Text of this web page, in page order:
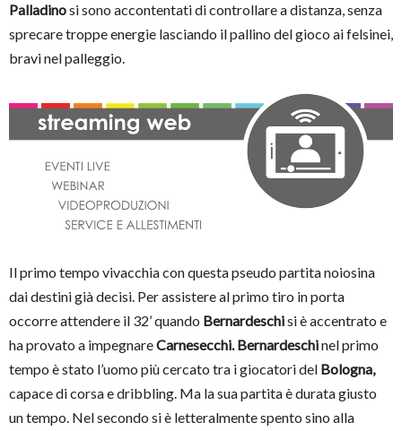
Palladinosi sono accontentati di controllare a distanza, senza
sprecare troppe energie lasciando il pallino del gioco ai felsinei,
bravi nel palleggio.
Il primo tempo vivacchia con questa pseudo partita noiosina
dai destini già decisi. Per assistere al primo tiro in porta
occorre attendere il 32’ quando Bernardeschisi è accentrato e
ha provato a impegnareCarnesecchi. Bernardeschinel primo
tempo è stato l’uomo più cercato tra i giocatori del Bologna,
capace di corsa e dribbling. Ma la sua partita è durata giusto
un tempo. Nel secondo si è letteralmente spento sino alla